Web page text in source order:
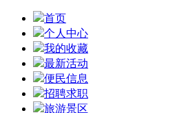
首页
个人中心
我的收藏
最新活动
便民信息
招聘求职
旅游景区